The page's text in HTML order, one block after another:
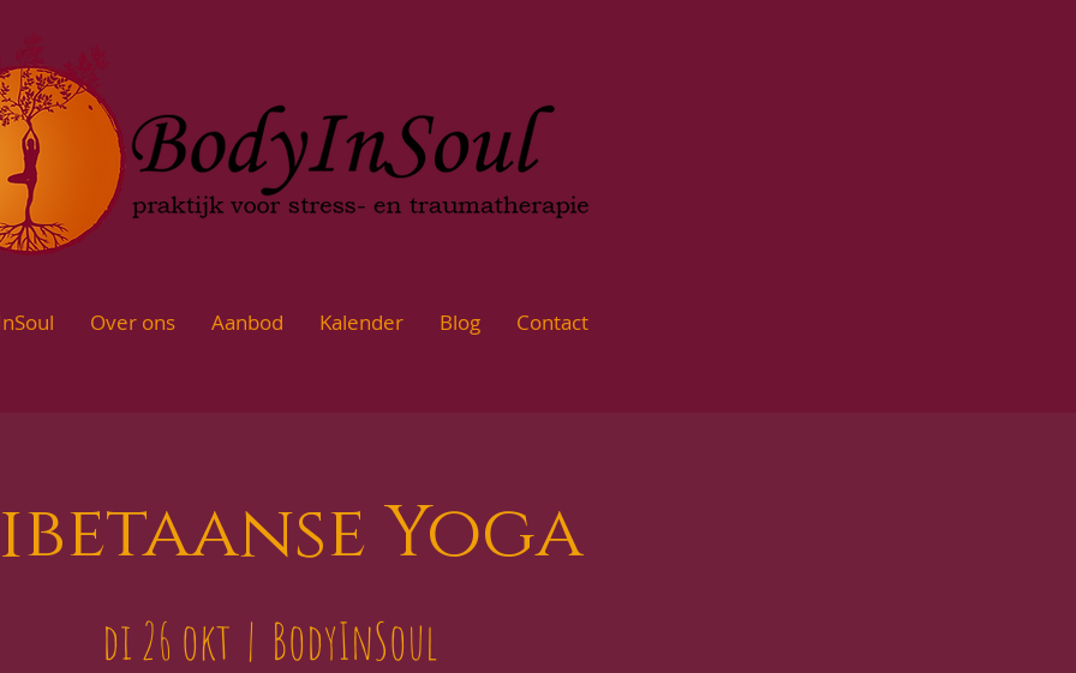
Over ons Aanbod Kalender Blog Contact
Yoga
di 26 okt
  |
BodyInSoul